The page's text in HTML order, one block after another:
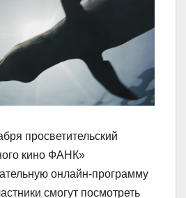
просветительский
кино ФАНК»
онлайн-программу
смогут посмотреть